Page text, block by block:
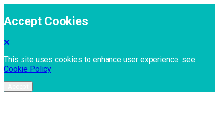
Accept Cookies
This site uses cookies to enhance user experience. see
Cookie Policy